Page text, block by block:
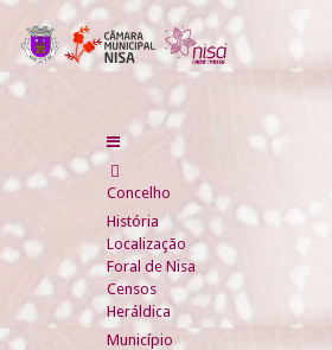
Concelho
História
Localização
Foral de Nisa
Censos
Heráldica
Município